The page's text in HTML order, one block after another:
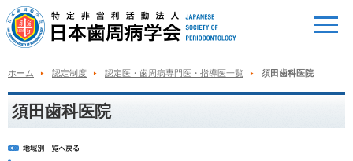
ホーム 認定制度 認定医・歯周病専門医・指導医一覧 須田歯科医院
須田歯科医院